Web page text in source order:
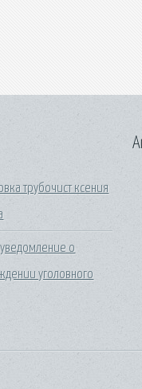
трубочист ксения
о
уголовного